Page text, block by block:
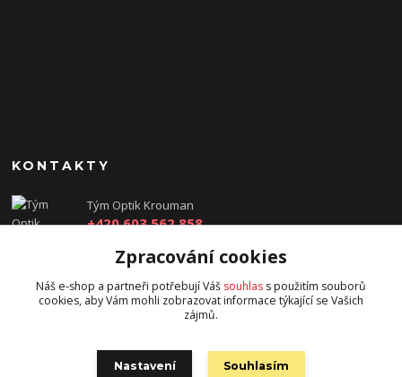
KONTAKTY
Tým Optik Krouman
+420 603 562 858
info@optikkrouman.cz
Zpracování cookies
Náš e-shop a partneři potřebují Váš souhlas s použitím souborů
cookies, aby Vám mohli zobrazovat informace týkající se Vašich
zájmů.
Nastavení Souhlasím